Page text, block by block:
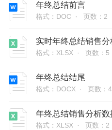
年终总结前言
格式：DOC · 页数：2
实时年终总结销售
格式：XLSX · 页数：5
年终总结结尾
格式：DOCX · 页数：
年终总结销售分析
格式：XLSX · 页数：2